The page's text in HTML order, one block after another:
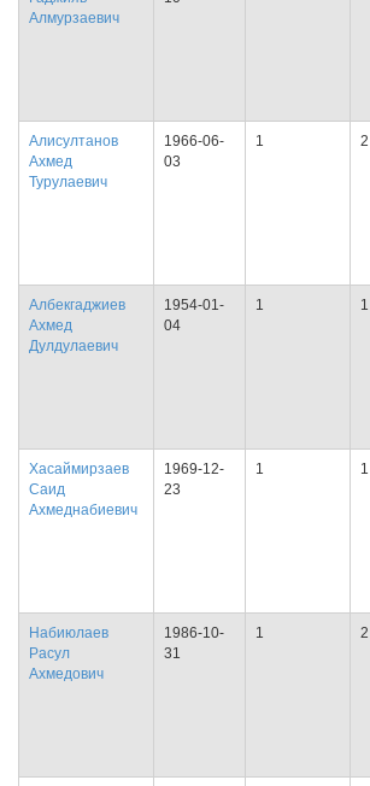
Алмурзаевич
Алисултанов
Ахмед
Турулаевич
1966-06-
03
1 2
Албекгаджиев
Ахмед
Дулдулаевич
1954-01-
04
1 1
Хасаймирзаев
Саид
Ахмеднабиевич
1969-12-
23
1 1
Набиюлаев
Расул
Ахмедович
1986-10-
31
1 2